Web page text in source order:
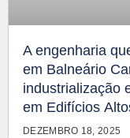
A engenharia
em Balneário
industrialização
em Edifícios
DEZEMBRO 18, 2025